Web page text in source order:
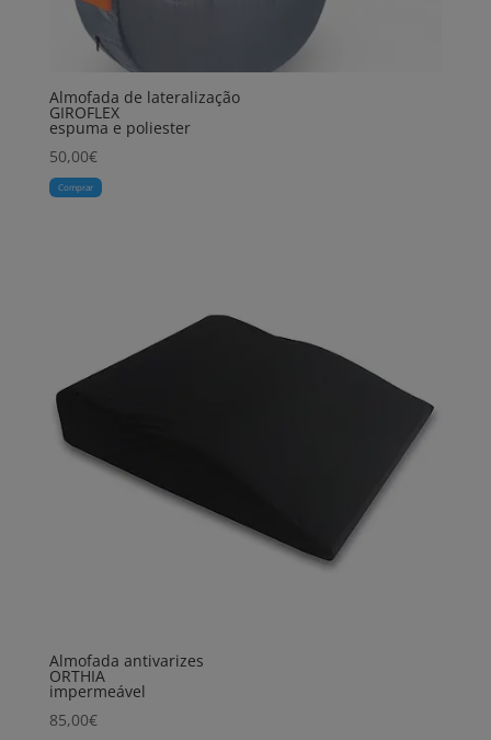
Almofada de lateralização
GIROFLEX
espuma e poliester
50,00€
Comprar
Almofada antivarizes
ORTHIA
impermeável
85,00€